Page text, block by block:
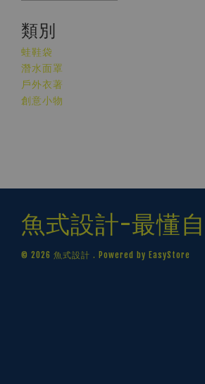
類別
蛙鞋袋
潛水面罩
戶外衣著
創意小物
魚式設計-最懂
© 2026 魚式設計 . Powered by EasyStore